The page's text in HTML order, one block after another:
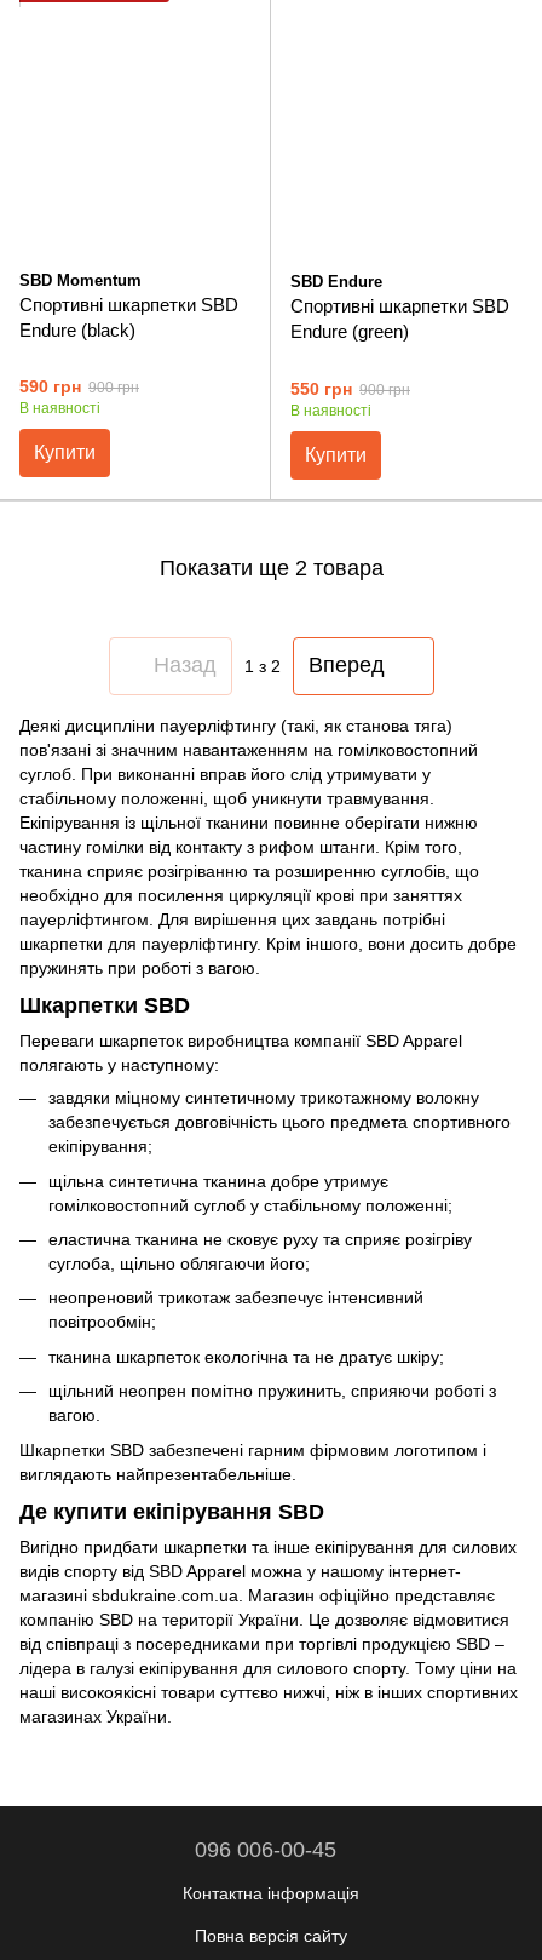
SBD Momentum
Спортивні шкарпетки SBD
Endure (black)
590 грн 900 грн
В наявності
Купити
SBD Endure
Спортивні шкарпетки SBD
Endure (green)
550 грн 900 грн
В наявності
Купити
Показати ще 2 товара
Назад 1 з 2 Вперед
Деякі дисципліни пауерліфтингу (такі, як станова тяга)
пов'язані зі значним навантаженням на гомілковостопний
суглоб. При виконанні вправ його слід утримувати у
стабільному положенні, щоб уникнути травмування.
Екіпірування із щільної тканини повинне оберігати нижню
частину гомілки від контакту з рифом штанги. Крім того,
тканина сприяє розігріванню та розширенню суглобів, що
необхідно для посилення циркуляції крові при заняттях
пауерліфтингом. Для вирішення цих завдань потрібні
шкарпетки для пауерліфтингу. Крім іншого, вони досить добре
пружинять при роботі з вагою.
Шкарпетки SBD
Переваги шкарпеток виробництва компанії SBD Apparel
полягають у наступному:
завдяки міцному синтетичному трикотажному волокну
забезпечується довговічність цього предмета спортивного
екіпірування;
щільна синтетична тканина добре утримує
гомілковостопний суглоб у стабільному положенні;
еластична тканина не сковує руху та сприяє розігріву
суглоба, щільно облягаючи його;
неопреновий трикотаж забезпечує інтенсивний
повітрообмін;
тканина шкарпеток екологічна та не дратує шкіру;
щільний неопрен помітно пружинить, сприяючи роботі з
вагою.
Шкарпетки SBD забезпечені гарним фірмовим логотипом і
виглядають найпрезентабельніше.
Де купити екіпірування SBD
Вигідно придбати шкарпетки та інше екіпірування для силових
видів спорту від SBD Apparel можна у нашому інтернет-
магазині sbdukraine.com.ua. Магазин офіційно представляє
компанію SBD на території України. Це дозволяє відмовитися
від співпраці з посередниками при торгівлі продукцією SBD –
лідера в галузі екіпірування для силового спорту. Тому ціни на
наші високоякісні товари суттєво нижчі, ніж в інших спортивних
магазинах України.
096 006-00-45
Контактна інформація
Повна версія сайту